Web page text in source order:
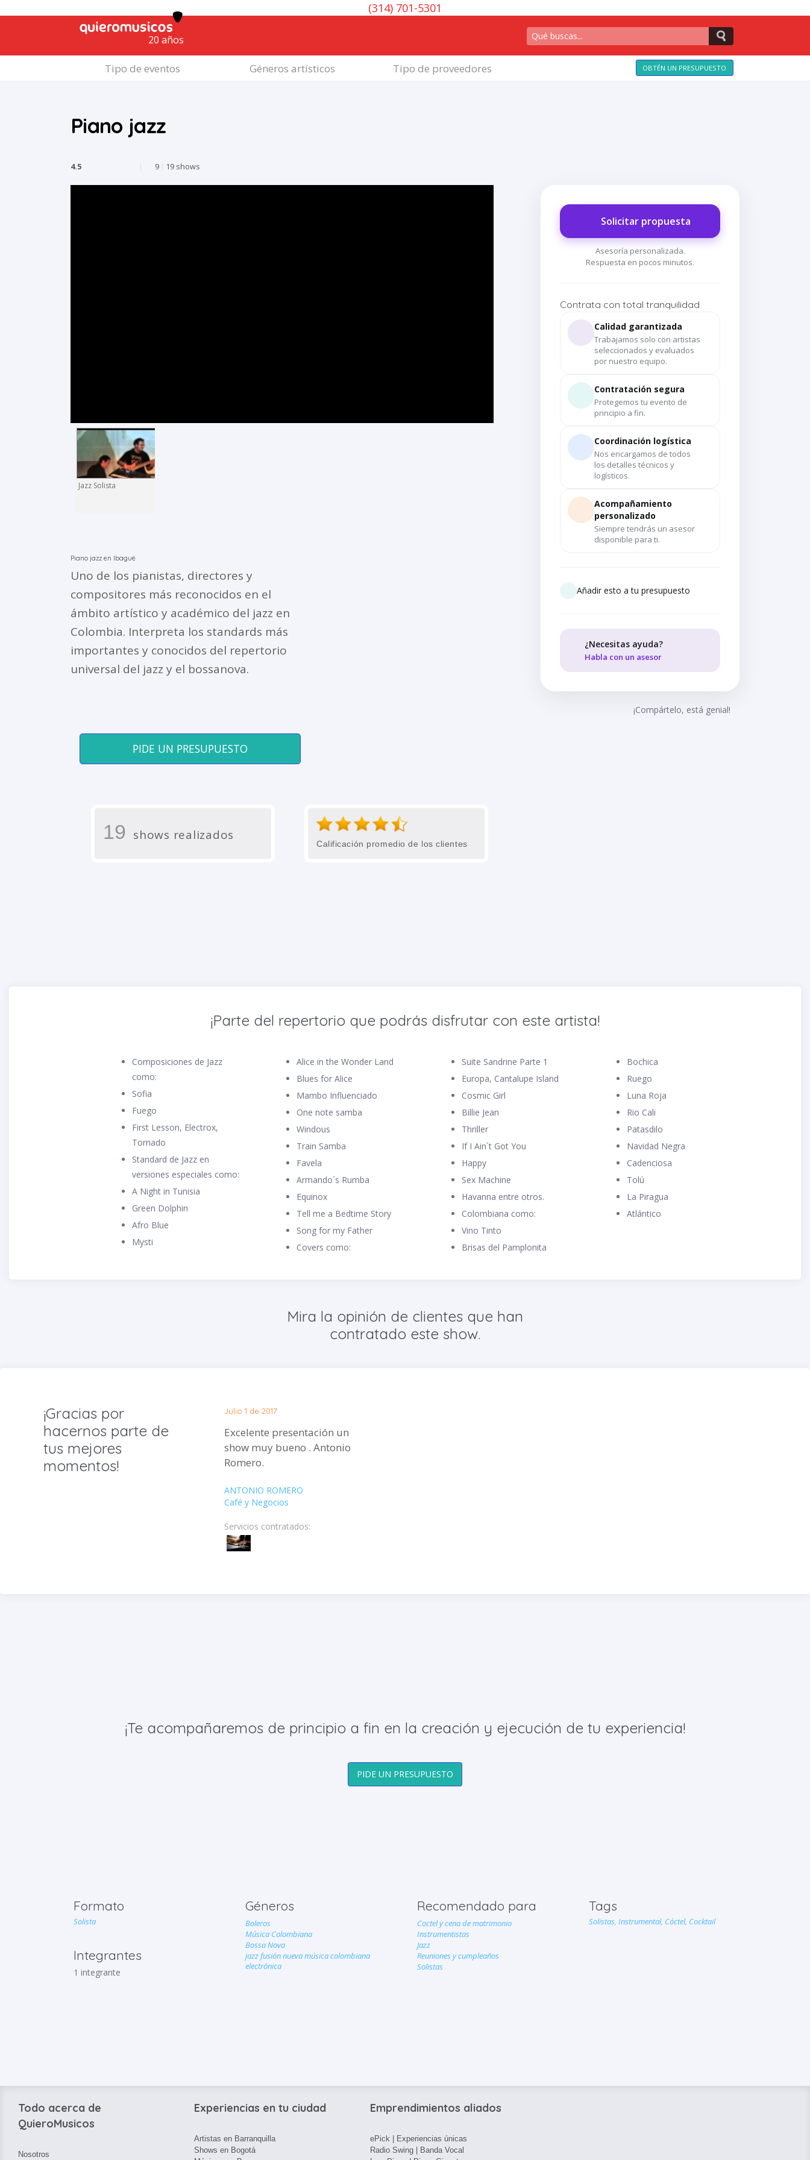
(314) 701-5301
20 años
Tipo de eventos Géneros artísticos Tipo de proveedores OBTÉN UN PRESUPUESTO
Piano jazz
4.5 | 9 | 19 shows
Jazz Solista
Solicitar propuesta
Asesoría personalizada.
Respuesta en pocos minutos.
Contrata con total tranquilidad
Calidad garantizada
Trabajamos solo con artistas
seleccionados y evaluados
por nuestro equipo.
Contratación segura
Protegemos tu evento de
principio a fin.
Coordinación logística
Nos encargamos de todos
los detalles técnicos y
logísticos.
Acompañamiento
personalizado
Siempre tendrás un asesor
disponible para ti.
Añadir esto a tu presupuesto
¿Necesitas ayuda?
Habla con un asesor
¡Compártelo, está genial!
Piano jazz en Ibagué
Uno de los pianistas, directores y
compositores más reconocidos en el
ámbito artístico y académico del jazz en
Colombia. Interpreta los standards más
importantes y conocidos del repertorio
universal del jazz y el bossanova.
PIDE UN PRESUPUESTO
19 shows realizados
Calificación promedio de los clientes
¡Parte del repertorio que podrás disfrutar con este artista!
Composiciones de Jazz
como:
Sofia
Fuego
First Lesson, Electrox,
Tornado
Standard de Jazz en
versiones especiales como:
A Night in Tunisia
Green Dolphin
Afro Blue
Mysti
Alice in the Wonder Land
Blues for Alice
Mambo Influenciado
One note samba
Windous
Train Samba
Favela
Armando´s Rumba
Equinox
Tell me a Bedtime Story
Song for my Father
Covers como:
Suite Sandrine Parte 1
Europa, Cantalupe Island
Cosmic Girl
Billie Jean
Thriller
If I Ain´t Got You
Happy
Sex Machine
Havanna entre otros.
Colombiana como:
Vino Tinto
Brisas del Pamplonita
Bochica
Ruego
Luna Roja
Rio Cali
Patasdilo
Navidad Negra
Cadenciosa
Tolú
La Piragua
Atlántico
Mira la opinión de clientes que han
contratado este show.
¡Gracias por
hacernos parte de
tus mejores
momentos!
Julio 1 de 2017
Excelente presentación un
show muy bueno . Antonio
Romero.
ANTONIO ROMERO
Café y Negocios
Servicios contratados:
¡Te acompañaremos de principio a fin en la creación y ejecución de tu experiencia!
PIDE UN PRESUPUESTO
Formato
Solista
Integrantes
1 integrante
Géneros
Boleros
Música Colombiana
Bossa Nova
jazz fusión nueva música colombiana
electrónica
Recomendado para
Coctel y cena de matrimonio
Instrumentistas
Jazz
Reuniones y cumpleaños
Solistas
Tags
Solistas, Instrumental, Cóctel, Cocktail
Todo acerca de
QuieroMusicos
Nosotros
Experiencias en tu ciudad
Artistas en Barranquilla
Shows en Bogotá
Emprendimientos aliados
ePick | Experiencias únicas
Radio Swing | Banda Vocal